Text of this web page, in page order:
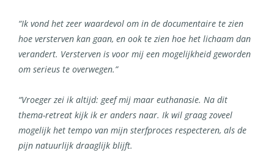
“Ik vond het zeer waardevol om in de documentaire te zien
hoe versterven kan gaan, en ook te zien hoe het lichaam dan
verandert. Versterven is voor mij een mogelijkheid geworden
om serieus te overwegen.”
“Vroeger zei ik altijd: geef mij maar euthanasie. Na dit
thema-retreat kijk ik er anders naar. Ik wil graag zoveel
mogelijk het tempo van mijn sterfproces respecteren, als de
pijn natuurlijk draaglijk blijft.